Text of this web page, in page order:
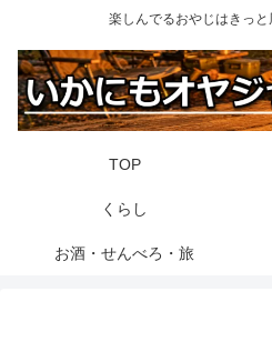
楽しんでるおやじはきっと
TOP
くらし
お酒・せんべろ・旅